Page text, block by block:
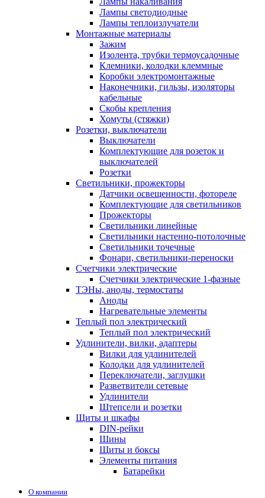
Лампы светодиодные
Лампы теплоизлучатели
Монтажные материалы
Зажим
Изолента, трубки термоусадочные
Клемники, колодки клеммные
Коробки электромонтажные
Наконечники, гильзы, изоляторы
кабельные
Скобы крепления
Хомуты (стяжки)
Розетки, выключатели
Выключатели
Комплектующие для розеток и
выключателей
Розетки
Светильники, прожекторы
Датчики освещенности, фотореле
Комплектующие для светильников
Прожекторы
Светильники линейные
Светильники настенно-потолочные
Светильники точечные
Фонари, светильники-переноски
Счетчики электрические
Счетчики электрические 1-фазные
ТЭНы, аноды, термостаты
Аноды
Нагревательные элементы
Теплый пол электрический
Теплый пол электрический
Удлинители, вилки, адаптеры
Вилки для удлинителей
Колодки для удлинителей
Переключатели, заглушки
Разветвители сетевые
Удлинители
Штепсели и розетки
Щиты и шкафы
DIN-рейки
Шины
Щиты и боксы
Элементы питания
Батарейки
О компании